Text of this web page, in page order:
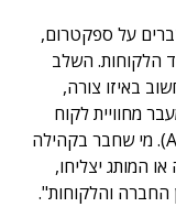
על ספקטרום,
הלקוחות. השלב
באיזו צורה,
מחוויית לקוח
(Apple). מי שחבר בקהילה
המותג יצליחו,
החברה והלקוחות".